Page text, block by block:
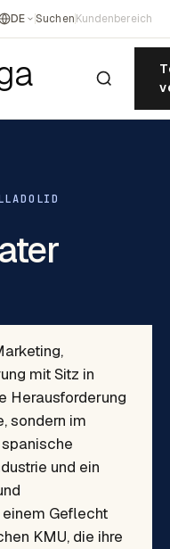
DE SuchenKundenbereich
mit Sitz in
Herausforderung
sondern im
und ein
Geflecht
KMU, die ihre